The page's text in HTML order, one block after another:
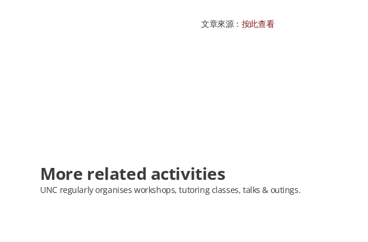
文章來源： 按此查看
More related activities
UNC regularly organises workshops, tutoring classes, talks & outings.